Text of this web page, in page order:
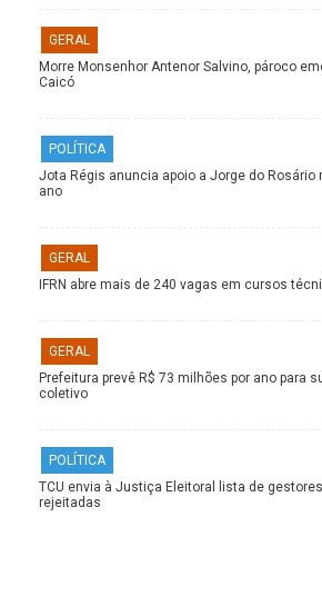
GERAL
Morre Monsenhor Antenor Salvino, pároco
Caicó
POLÍTICA
Jota Régis anuncia apoio a Jorge do
ano
GERAL
IFRN abre mais de 240 vagas em cursos
GERAL
Prefeitura prevê R$ 73 milhões por ano para
coletivo
POLÍTICA
TCU envia à Justiça Eleitoral lista de
rejeitadas